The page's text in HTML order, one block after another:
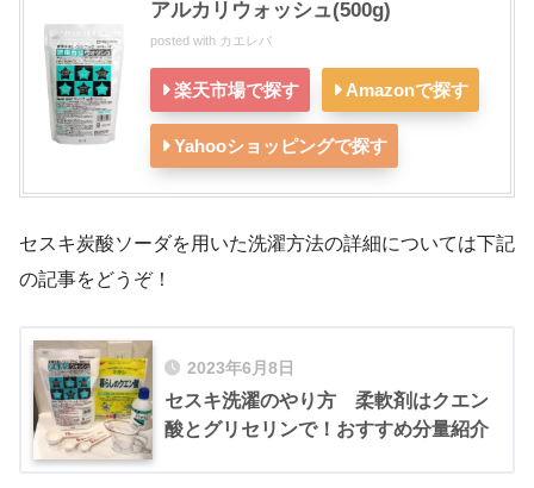
アルカリウォッシュ(500g)
posted with カエレバ
楽天市場で探す Amazonで探す
Yahooショッピングで探す
セスキ炭酸ソーダを用いた洗濯方法の詳細については下記
の記事をどうぞ！
2023年6月8日
セスキ洗濯のやり方 柔軟剤はクエン
酸とグリセリンで！おすすめ分量紹介